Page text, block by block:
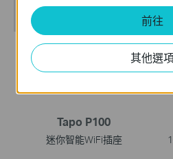
Recommend
Tapo P100
迷你智能WiFi插座
暢銷
前往
其他選